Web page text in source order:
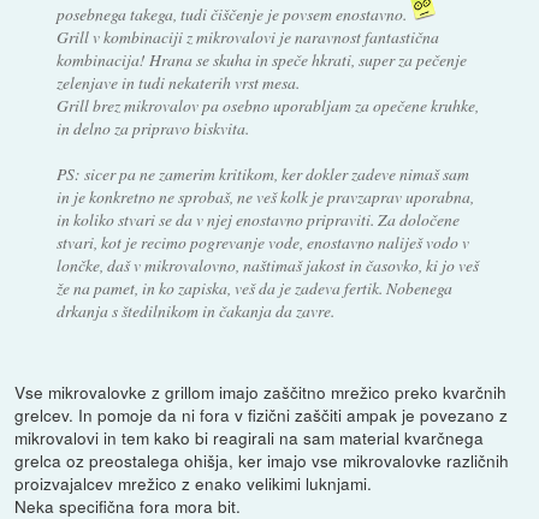
posebnega takega, tudi čiščenje je povsem enostavno.
Grill v kombinaciji z mikrovalovi je naravnost fantastična
kombinacija! Hrana se skuha in speče hkrati, super za pečenje
zelenjave in tudi nekaterih vrst mesa.
Grill brez mikrovalov pa osebno uporabljam za opečene kruhke,
in delno za pripravo biskvita.
PS: sicer pa ne zamerim kritikom, ker dokler zadeve nimaš sam
in je konkretno ne sprobaš, ne veš kolk je pravzaprav uporabna,
in koliko stvari se da v njej enostavno pripraviti. Za določene
stvari, kot je recimo pogrevanje vode, enostavno naliješ vodo v
lončke, daš v mikrovalovno, naštimaš jakost in časovko, ki jo veš
že na pamet, in ko zapiska, veš da je zadeva fertik. Nobenega
drkanja s štedilnikom in čakanja da zavre.
Vse mikrovalovke z grillom imajo zaščitno mrežico preko kvarčnih
grelcev. In pomoje da ni fora v fizični zaščiti ampak je povezano z
mikrovalovi in tem kako bi reagirali na sam material kvarčnega
grelca oz preostalega ohišja, ker imajo vse mikrovalovke različnih
proizvajalcev mrežico z enako velikimi luknjami.
Neka specifična fora mora bit.